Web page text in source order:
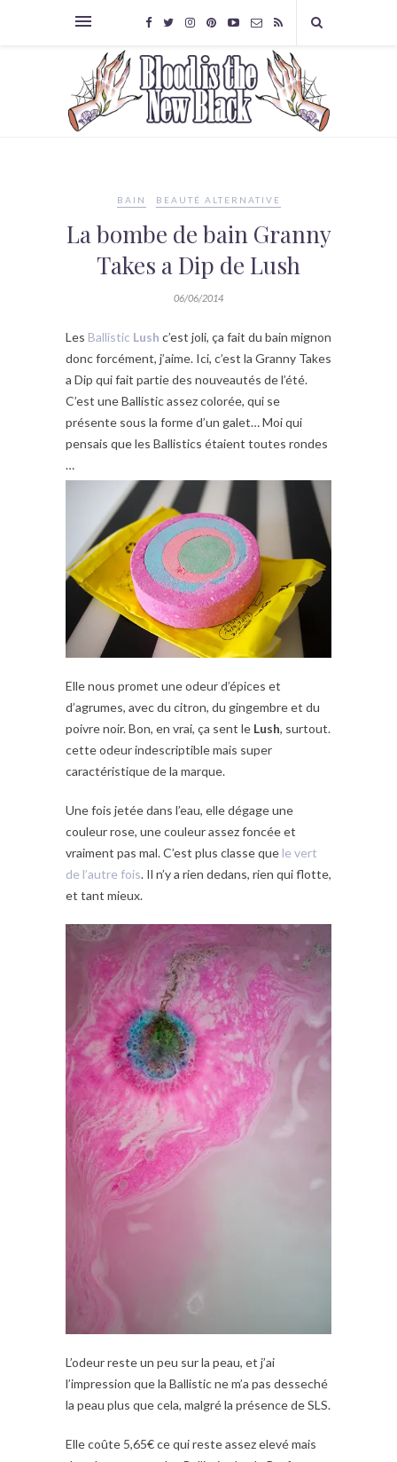
BAIN BEAUTÉ ALTERNATIVE
La bombe de bain Granny
Takes a Dip de Lush
06/06/2014
Les Ballistic Lush c’est joli, ça fait du bain mignon
donc forcément, j’aime. Ici, c’est la Granny Takes
a Dip qui fait partie des nouveautés de l’été.
C’est une Ballistic assez colorée, qui se
présente sous la forme d’un galet… Moi qui
pensais que les Ballistics étaient toutes rondes
…
Elle nous promet une odeur d’épices et
d’agrumes, avec du citron, du gingembre et du
poivre noir. Bon, en vrai, ça sent le Lush, surtout.
cette odeur indescriptible mais super
caractéristique de la marque.
Une fois jetée dans l’eau, elle dégage une
couleur rose, une couleur assez foncée et
vraiment pas mal. C’est plus classe que le vert
de l’autre fois. Il n’y a rien dedans, rien qui flotte,
et tant mieux.
L’odeur reste un peu sur la peau, et j’ai
l’impression que la Ballistic ne m’a pas desseché
la peau plus que cela, malgré la présence de SLS.
Elle coûte 5,65€ ce qui reste assez elevé mais